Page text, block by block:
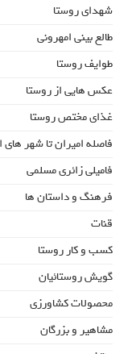
شهدای روستا
طالع بینی امهرونی
طوایف روستا
عکس هایی از روستا
غذای مختص روستا
فاصله امیران تا شهر های
فامیلی زائری مسلمی
فرهنگ و داستان ها
قنات
کسب و کار روستا
گویش روستائیان
محصولات کشاورزی
مشاهیر و بزرگان